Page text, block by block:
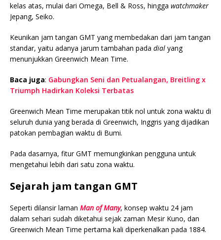
kelas atas, mulai dari Omega, Bell & Ross, hingga watchmaker
Jepang, Seiko.
Keunikan jam tangan GMT yang membedakan dari jam tangan
standar, yaitu adanya jarum tambahan pada dial yang
menunjukkan Greenwich Mean Time.
Baca juga: Gabungkan Seni dan Petualangan, Breitling x
Triumph Hadirkan Koleksi Terbatas
Greenwich Mean Time merupakan titik nol untuk zona waktu di
seluruh dunia yang berada di Greenwich, Inggris yang dijadikan
patokan pembagian waktu di Bumi.
Pada dasarnya, fitur GMT memungkinkan pengguna untuk
mengetahui lebih dari satu zona waktu.
Sejarah jam tangan GMT
Seperti dilansir laman Man of Many, konsep waktu 24 jam
dalam sehari sudah diketahui sejak zaman Mesir Kuno, dan
Greenwich Mean Time pertama kali diperkenalkan pada 1884.